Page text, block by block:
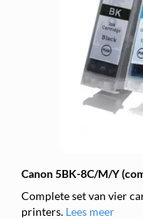
Canon 5BK-8C/M/Y
Complete set van vier
printers. Lees meer